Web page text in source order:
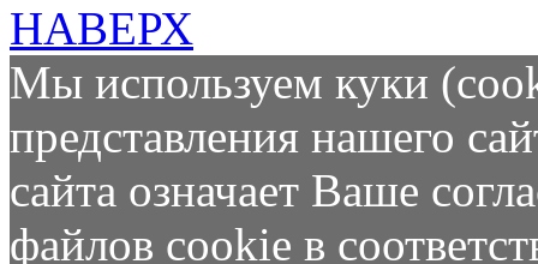
НАВЕРХ
Мы используем куки
представления нашего
сайта означает Ваше
файлов cookie в